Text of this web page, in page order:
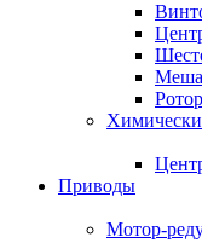
Приводы
Мотор-